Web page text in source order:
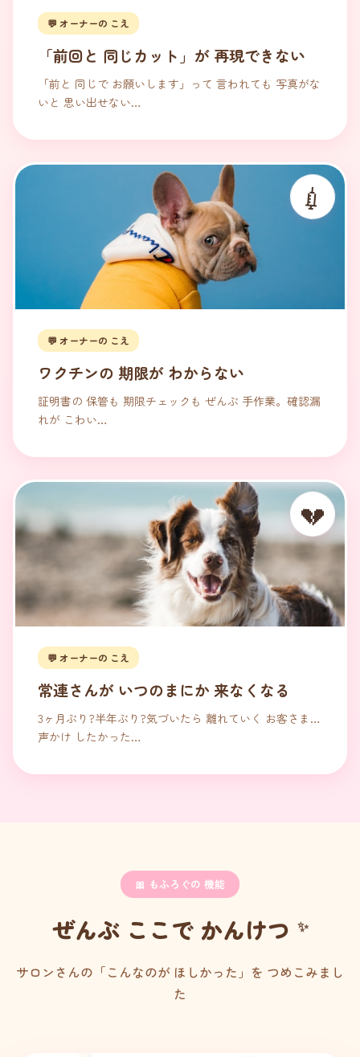
💬 オーナーの こえ
「前回と 同じカット」が 再現できない
「前と 同じで お願いします」って 言われても 写真がな
いと 思い出せない…
💉
💬 オーナーの こえ
ワクチンの 期限が わからない
証明書の 保管も 期限チェックも ぜんぶ 手作業。確認漏
れが こわい…
💔
💬 オーナーの こえ
常連さんが いつのまにか 来なくなる
3ヶ月ぶり?半年ぶり?気づいたら 離れていく お客さま…
声かけ したかった…
🎀 もふろぐの 機能
ぜんぶ ここで かんけつ
サロンさんの「こんなのが ほしかった」を つめこみまし
た